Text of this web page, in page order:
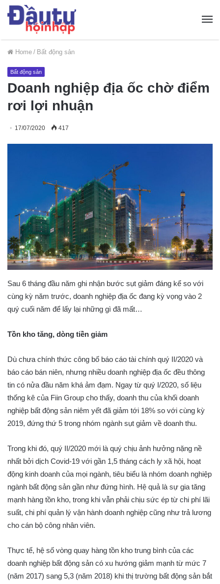
Home / Bất động sản
Bất động sản
Doanh nghiệp địa ốc chờ điểm
rơi lợi nhuận
17/07/2020 417
Sau 6 tháng đầu năm ghi nhận bước sụt giảm đáng kể so với
cùng kỳ năm trước, doanh nghiệp địa ốc đang kỳ vọng vào 2
quý cuối năm để lấy lại những gì đã mất…
Tồn kho tăng, dòng tiền giảm
Dù chưa chính thức công bố báo cáo tài chính quý II/2020 và
báo cáo bán niên, nhưng nhiều doanh nghiệp địa ốc đều thông
tin có nửa đầu năm khá ảm đạm. Ngay từ quý I/2020, số liệu
thống kê của Fiin Group cho thấy, doanh thu của khối doanh
nghiệp bất động sản niêm yết đã giảm tới 18% so với cùng kỳ
2019, đứng thứ 5 trong nhóm ngành sụt giảm về doanh thu.
Trong khi đó, quý II/2020 mới là quý chịu ảnh hưởng nặng nề
nhất bởi dịch Covid-19 với gần 1,5 tháng cách ly xã hội, hoạt
động kinh doanh của mọi ngành, tiêu biểu là nhóm doanh nghiệp
ngành bất động sản gần như đứng hình. Hệ quả là sự gia tăng
mạnh hàng tồn kho, trong khi vẫn phải chịu sức ép từ chi phí lãi
suất, chi phí quản lý vận hành doanh nghiệp cũng như trả lương
cho cán bộ công nhân viên.
Thực tế, hệ số vòng quay hàng tồn kho trung bình của các
doanh nghiệp bất động sản có xu hướng giảm mạnh từ mức 7
(năm 2017) sang 5,3 (năm 2018) khi thị trường bất động sản bắt